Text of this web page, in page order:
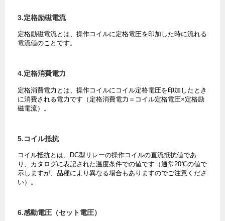
3.定格励磁電流
定格励磁電流とは、操作コイルに定格電圧を印加した時に流れる
電流値のことです。
4.定格消費電力
定格消費電力とは、操作コイルにコイル定格電圧を印加したとき
に消費される電力です（定格消費電力＝コイル定格電圧×定格励
磁電流）。
5.コイル抵抗
コイル抵抗とは、DC型リレーの操作コイルの直流抵抗値であ
り、カタログに表記された温度条件での値です（通常20℃の値で
示しますが、品種により異なる場合もありますのでご注意くださ
い）。
6.感動電圧（セット電圧）